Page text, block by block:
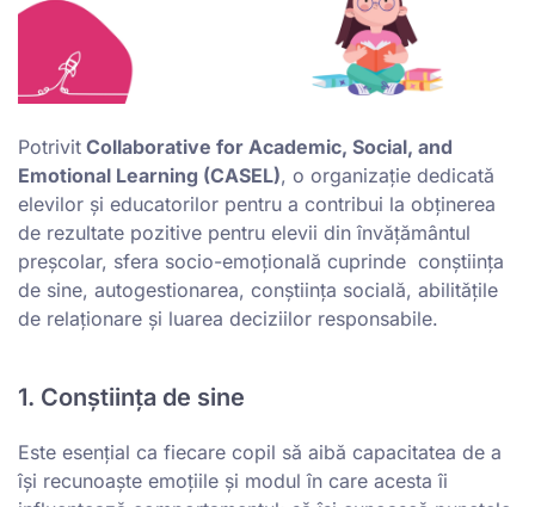
Potrivit Collaborative for Academic, Social, and
Emotional Learning (CASEL), o organizație dedicată
elevilor și educatorilor pentru a contribui la obținerea
de rezultate pozitive pentru elevii din învățământul
preșcolar, sfera socio-emoțională cuprinde conștiința
de sine, autogestionarea, conștiința socială, abilitățile
de relaționare și luarea deciziilor responsabile.
1. Conștiința de sine
Este esențial ca fiecare copil să aibă capacitatea de a
își recunoaște emoțiile și modul în care acesta îi